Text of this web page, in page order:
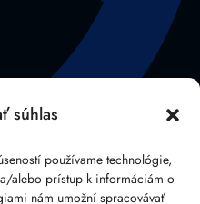
súhlas
používame technológie,
alebo prístup k informáciám o
nám umožní spracovávať